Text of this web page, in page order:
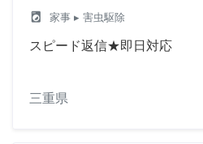
local_laundry_service 家事 ▸ 害虫駆除
スピード返信★即日対応
三重県